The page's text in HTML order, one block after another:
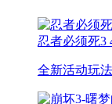
忍者必须死3
全新活动玩